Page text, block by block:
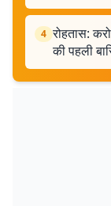
4 रोहतास:
की पहली